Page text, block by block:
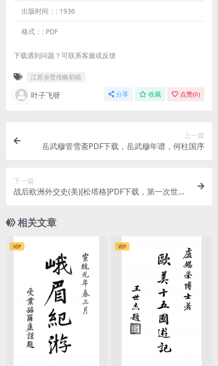
出版时间：: 1936
格式：: PDF
下载遇到问题？可联系客服或反馈
江苏乡贤传略初稿
叶子飞呀 分享 收藏 点赞(0)
上一篇
岳武穆管雪斋PDF下载，岳武穆年谱，何柱国序
下一篇
战后欧洲外交史(美)[松塔格]PDF下载，第一次世界
相关文章
VIP VIP